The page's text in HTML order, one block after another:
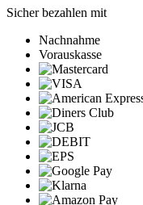
Sicher bezahlen mit
Nachnahme
Vorauskasse